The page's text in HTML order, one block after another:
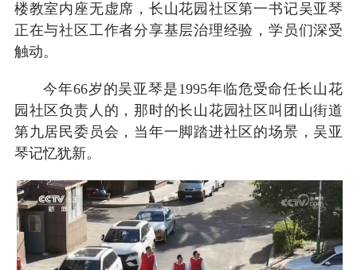
楼教室内座无虚席，长山花园社区第一书记吴亚琴
正在与社区工作者分享基层治理经验，学员们深受
触动。
今年66岁的吴亚琴是1995年临危受命任长山花
园社区负责人的，那时的长山花园社区叫团山街道
第九居民委员会，当年一脚踏进社区的场景，吴亚
琴记忆犹新。